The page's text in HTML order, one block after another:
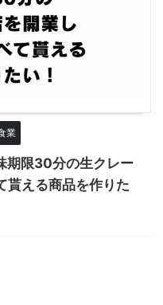
業
期限30分の生クレー
貰える商品を作りた